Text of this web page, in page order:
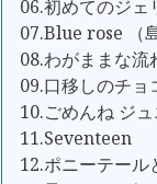
06.初めてのジェ
07.Blue rose （
08.わがままな流
09.口移しのチョ
10.ごめんね ジ
11.Seventeen
12.ポニーテール